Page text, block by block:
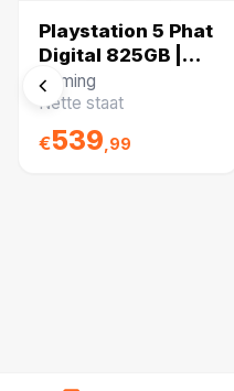
Playstation 5 Phat
Digital 825GB |
Nette staat |Met
garantie
Gaming
Nette staat
€539 ,99